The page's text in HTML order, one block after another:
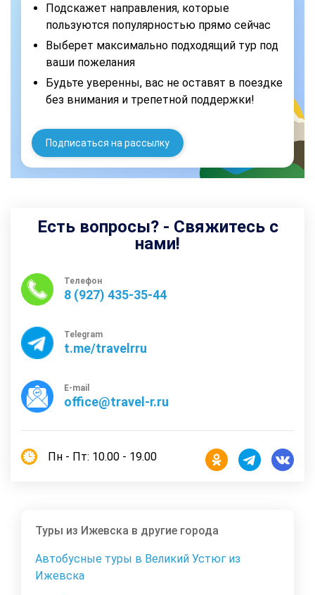
Подскажет направления, которые
пользуются популярностью прямо сейчас
Выберет максимально подходящий тур под
ваши пожелания
Будьте уверенны, вас не оставят в поездке
без внимания и трепетной поддержки!
Подписаться на рассылку
Есть вопросы? - Свяжитесь с
нами!
Телефон
8 (927) 435-35-44
Telegram
t.me/travelrru
E-mail
office@travel-r.ru
Пн - Пт: 10.00 - 19.00
Туры из Ижевска в другие города
Автобусные туры в Великий Устюг из
Ижевска